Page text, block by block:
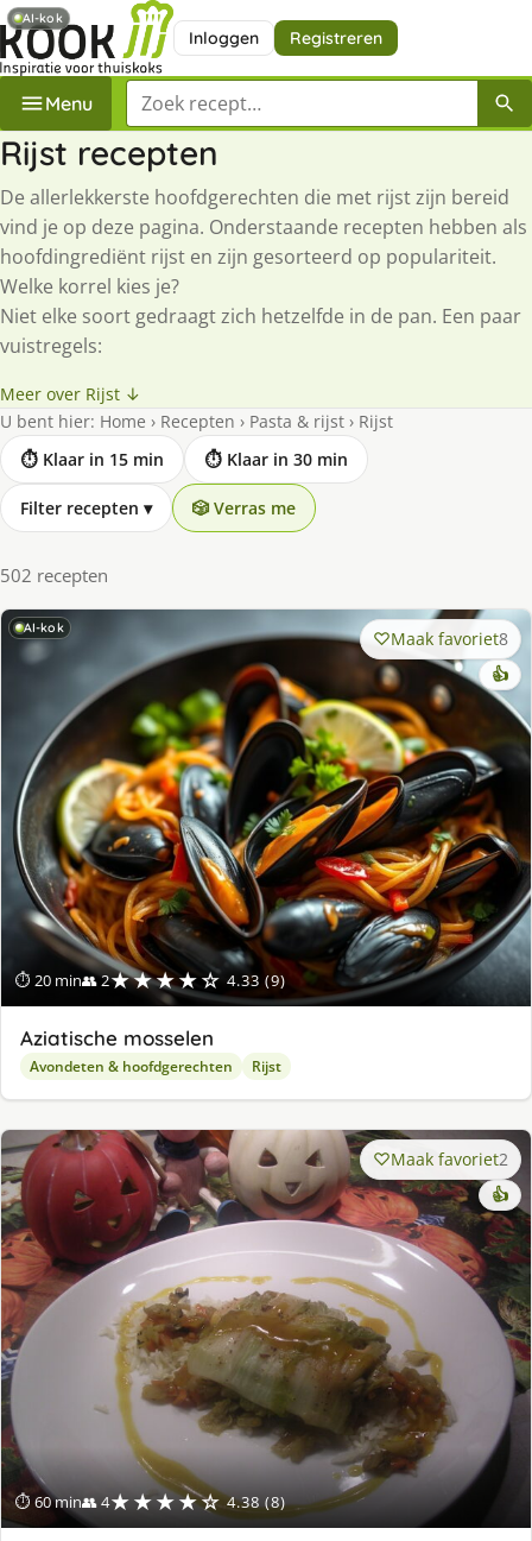
Inloggen Registreren
Menu Zoek een recept
Rijst recepten
De allerlekkerste hoofdgerechten die met rijst zijn bereid
vind je op deze pagina. Onderstaande recepten hebben als
hoofdingrediënt rijst en zijn gesorteerd op populariteit.
Welke korrel kies je?
Niet elke soort gedraagt zich hetzelfde in de pan. Een paar
vuistregels:
Meer over Rijst ↓
U bent hier: Home › Recepten › Pasta & rijst › Rijst
⏱ Klaar in 15 min
⏱ Klaar in 30 min
Filter recepten ▾ 🎲 Verras me
502 recepten
AI-kok
⏱ 20 min👥 2★★★★☆ 4.33 (9)
Maak favoriet8
👍
Aziatische mosselen
Avondeten & hoofdgerechten Rijst
⏱ 60 min👥 4★★★★☆ 4.38 (8)
Maak favoriet2
👍
AI-kok